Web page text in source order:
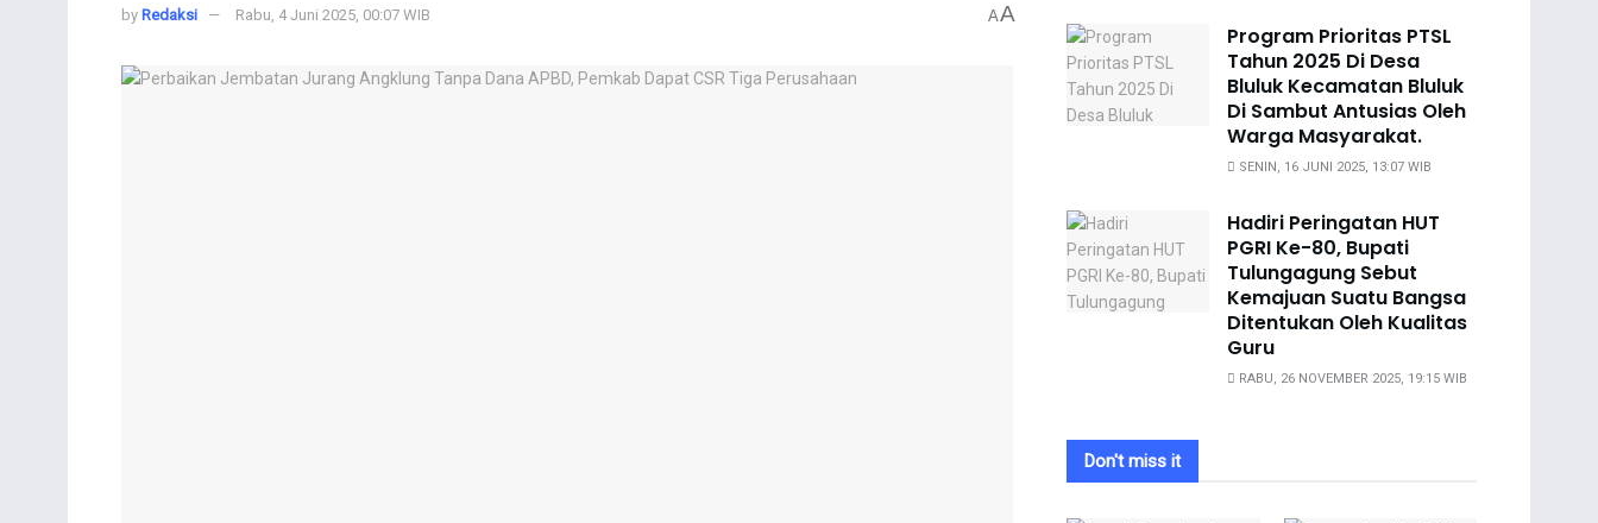
by Redaksi Rabu, 4 Juni 2025, 00:07 WIB AA
Program Prioritas PTSL
Tahun 2025 Di Desa
Bluluk Kecamatan Bluluk
Di Sambut Antusias Oleh
Warga Masyarakat.
SENIN, 16 JUNI 2025, 13:07 WIB
Hadiri Peringatan HUT
PGRI Ke-80, Bupati
Tulungagung Sebut
Kemajuan Suatu Bangsa
Ditentukan Oleh Kualitas
Guru
RABU, 26 NOVEMBER 2025, 19:15 WIB
Don't miss it